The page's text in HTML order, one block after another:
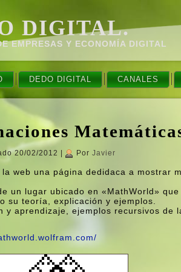
DIGITAL.
EMPRESAS Y ECONOMÍ­A DIGITAL
DEDO DIGITAL CANALES
20/02/2012 Por Javier
la web una página dedidaca a mostrar
un lugar ubicado en «MathWorld»
su teorí­a, explicación y ejemplos.
y aprendizaje, ejemplos recursivos de